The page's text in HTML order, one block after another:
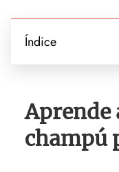
Índice
Aprende
champú